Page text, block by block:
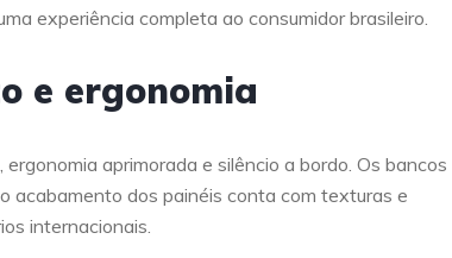
experiência completa ao consumidor brasileiro.
e ergonomia
aprimorada e silêncio a bordo. Os bancos
acabamento dos painéis conta com texturas e
internacionais.